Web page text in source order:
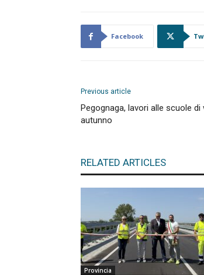
Facebook
Previous article
Pegognaga, lavori alle scuole di
autunno
RELATED ARTICLES
Provincia